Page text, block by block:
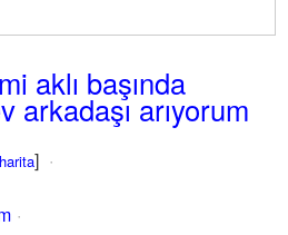
aklı başında
arkadaşı arıyorum
harita]